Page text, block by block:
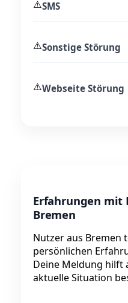
⚠️SMS
⚠️Sonstige Störung
⚠️Webseite Störung
Erfahrungen mit
Bremen
Nutzer aus Bremen
persönlichen
Deine Meldung hilft
aktuelle Situation